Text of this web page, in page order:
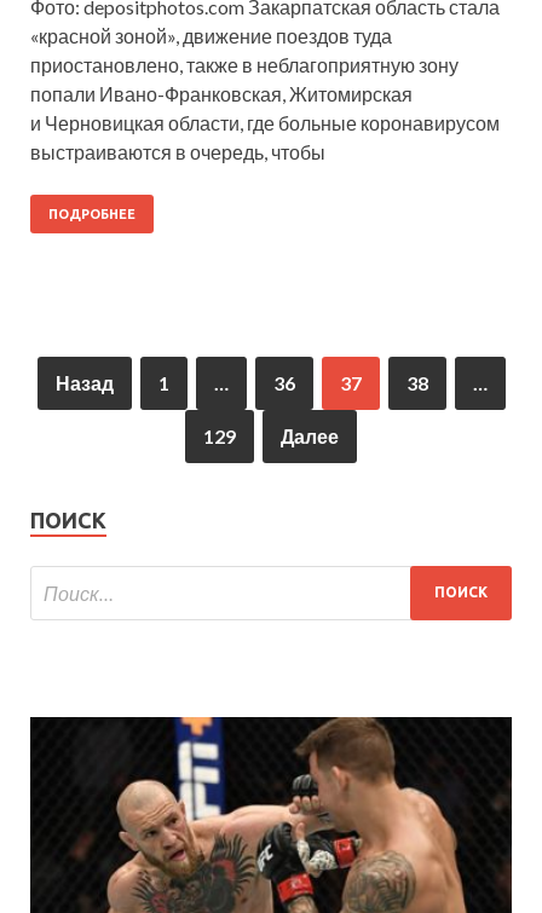
Фото: depositphotos.com Закарпатская область стала
«красной зоной», движение поездов туда
приостановлено, также в неблагоприятную зону
попали Ивано-Франковская, Житомирская
и Черновицкая области, где больные коронавирусом
выстраиваются в очередь, чтобы
ПОДРОБНЕЕ
Назад 1 36 37 38
129 Далее
ПОИСК